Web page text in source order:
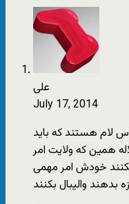
علی
July 17, 2014
اس لام هستند که باید
همین که ولایت امر
خودش امر مهمی
والیبال بکنند